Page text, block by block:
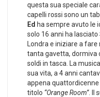
questa sua speciale
capelli rossi sono un
Ed ha sempre avuto le
solo 16 anni ha
Londra e iniziare a fare
tanta gavetta, dormiva
soldi in tasca. La
sua vita, a 4 anni
appena quattordicenne
titolo “Orange Room”. Il